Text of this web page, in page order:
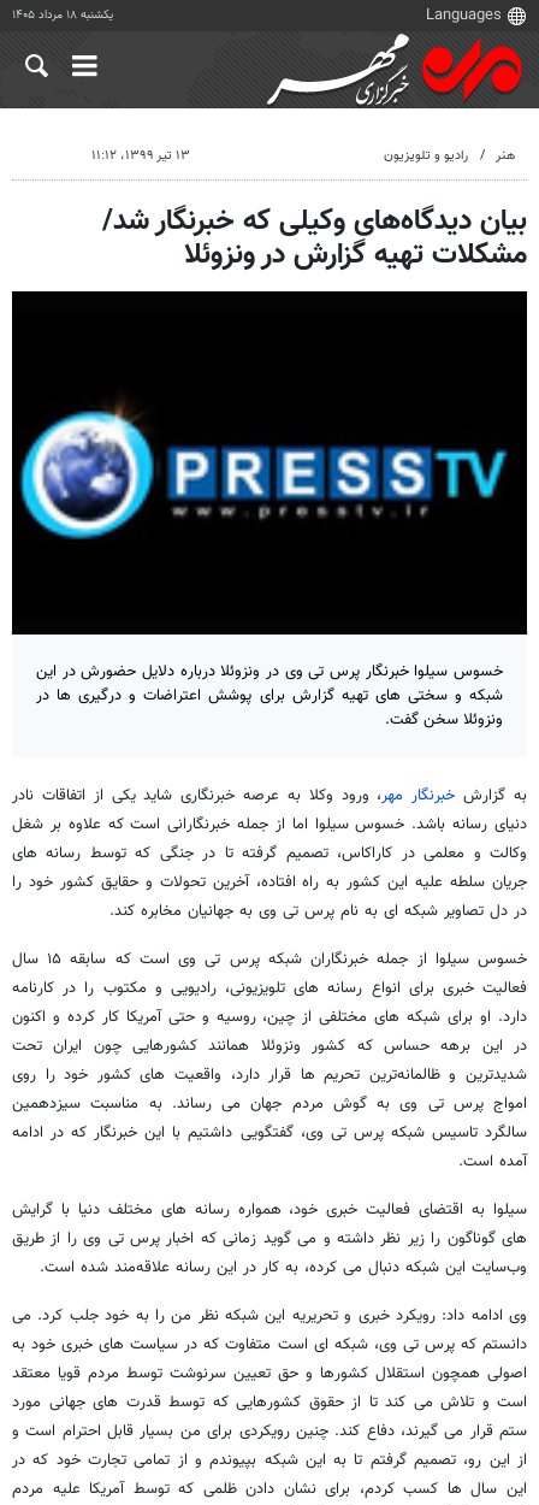
یکشنبه ۱۸ مرداد ۱۴۰۵
هنر رادیو و تلویزیون ۱۳ تیر ۱۳۹۹، ۱۱:۱۲
بیان دیدگاه‌های وکیلی که خبرنگار شد/
مشکلات تهیه گزارش در ونزوئلا
خسوس سیلوا خبرنگار پرس تی وی در ونزوئلا درباره دلایل حضورش در این
شبکه و سختی های تهیه گزارش برای پوشش اعتراضات و درگیری ها در
ونزوئلا سخن گفت.
به گزارش خبرنگار مهر، ورود وکلا به عرصه خبرنگاری شاید یکی از اتفاقات نادر
دنیای رسانه باشد. خسوس سیلوا اما از جمله خبرنگارانی است که علاوه بر شغل
وکالت و معلمی در کاراکاس، تصمیم گرفته تا در جنگی که توسط رسانه های
جریان سلطه علیه این کشور به راه افتاده، آخرین تحولات و حقایق کشور خود را
در دل تصاویر شبکه ای به نام پرس تی وی به جهانیان مخابره کند.
خسوس سیلوا از جمله خبرنگاران شبکه پرس تی وی است که سابقه ۱۵ سال
فعالیت خبری برای انواع رسانه های تلویزیونی، رادیویی و مکتوب را در کارنامه
دارد. او برای شبکه های مختلفی از چین، روسیه و حتی آمریکا کار کرده و اکنون
در این برهه حساس که کشور ونزوئلا همانند کشورهایی چون ایران تحت
شدیدترین و ظالمانه‌ترین تحریم ها قرار دارد، واقعیت های کشور خود را روی
امواج پرس تی وی به گوش مردم جهان می رساند. به مناسبت سیزدهمین
سالگرد تاسیس شبکه پرس تی وی، گفتگویی داشتیم با این خبرنگار که در ادامه
آمده است.
سیلوا به اقتضای فعالیت خبری خود، همواره رسانه های مختلف دنیا با گرایش
های گوناگون را زیر نظر داشته و می گوید زمانی که اخبار پرس تی وی را از طریق
وب‌سایت این شبکه دنبال می کرده، به کار در این رسانه علاقه‌مند شده است.
وی ادامه داد: رویکرد خبری و تحریریه این شبکه نظر من را به خود جلب کرد. می
دانستم که پرس تی وی، شبکه ای است متفاوت که در سیاست های خبری خود به
اصولی همچون استقلال کشورها و حق تعیین سرنوشت توسط مردم قویا معتقد
است و تلاش می کند تا از حقوق کشورهایی که توسط قدرت های جهانی مورد
ستم قرار می گیرند، دفاع کند. چنین رویکردی برای من بسیار قابل احترام است و
از این رو، تصمیم گرفتم تا به این شبکه بپیوندم و از تمامی تجارت خود که در
این سال ها کسب کردم، برای نشان دادن ظلمی که توسط آمریکا علیه مردم